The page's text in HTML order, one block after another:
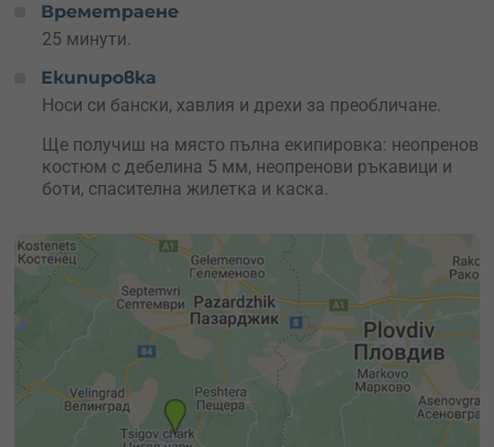
Времетраене
25 минути.
Екипировка
Носи си бански, хавлия и дрехи за преобличане.
Ще получиш на място пълна екипировка: неопренов
костюм с дебелина 5 мм, неопренови ръкавици и
боти, спасителна жилетка и каска.